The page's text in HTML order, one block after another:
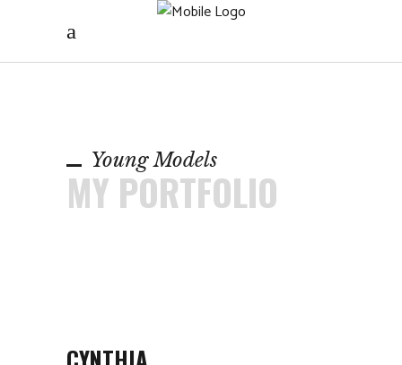
Young Models
MY PORTFOLIO